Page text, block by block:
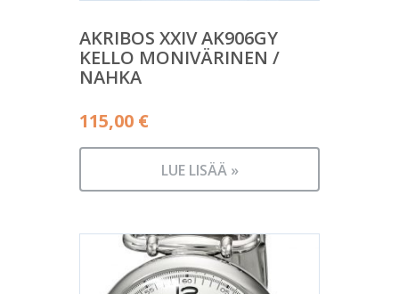
AKRIBOS XXIV AK906GY
KELLO MONIVÄRINEN /
NAHKA
115,00 €
LUE LISÄÄ »